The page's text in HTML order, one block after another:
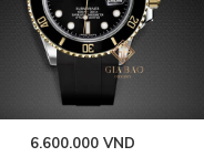
6.600.000 VND